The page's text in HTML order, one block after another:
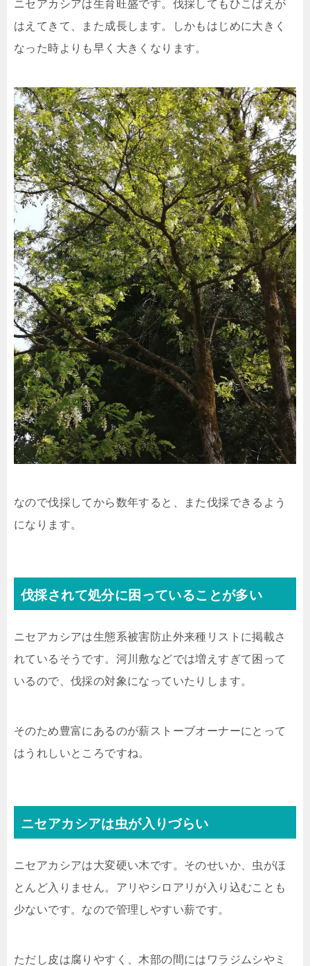
ニセアカシアは生育旺盛です。伐採してもひこばえが
はえてきて、また成長します。しかもはじめに大きく
なった時よりも早く大きくなります。
なので伐採してから数年すると、また伐採できるよう
になります。
伐採されて処分に困っていることが多い
ニセアカシアは生態系被害防止外来種リストに掲載さ
れているそうです。河川敷などでは増えすぎて困って
いるので、伐採の対象になっていたりします。
そのため豊富にあるのが薪ストーブオーナーにとって
はうれしいところですね。
ニセアカシアは虫が入りづらい
ニセアカシアは大変硬い木です。そのせいか、虫がほ
とんど入りません。アリやシロアリが入り込むことも
少ないです。なので管理しやすい薪です。
ただし皮は腐りやすく、木部の間にはワラジムシやミ